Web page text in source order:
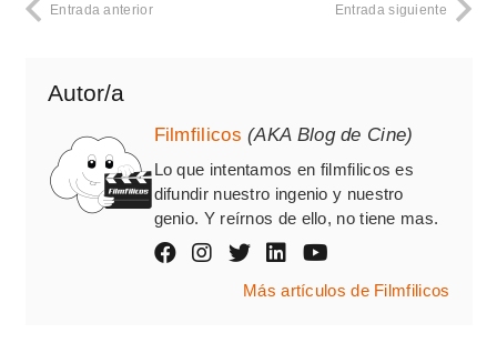
Entrada anterior Entrada siguiente
Autor/a
Filmfilicos (AKA Blog de Cine)
Lo que intentamos en filmfilicos es
difundir nuestro ingenio y nuestro
genio. Y reírnos de ello, no tiene mas.
Más artículos de Filmfilicos